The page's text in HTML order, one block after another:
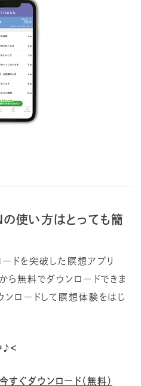
使い方はとっても簡
ドを突破した瞑想アプリ
ら無料でダウンロードできま
ンロードして瞑想体験をはじ
＜
すぐダウンロード(無料)